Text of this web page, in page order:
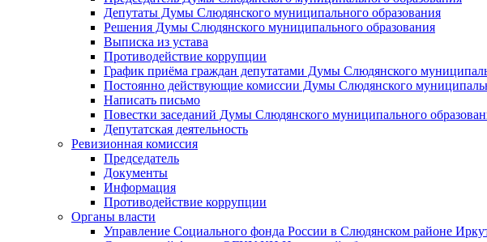
Депутаты Думы Слюдянского муниципального образования
Решения Думы Слюдянского муниципального образования
Выписка из устава
Противодействие коррупции
График приёма граждан депутатами Думы Слюдянского
Постоянно действующие комиссии Думы Слюдянского
Написать письмо
Повестки заседаний Думы Слюдянского муниципального
Депутатская деятельность
Ревизионная комиссия
Председатель
Документы
Информация
Противодействие коррупции
Органы власти
Управление Социального фонда России в Слюдянском районе